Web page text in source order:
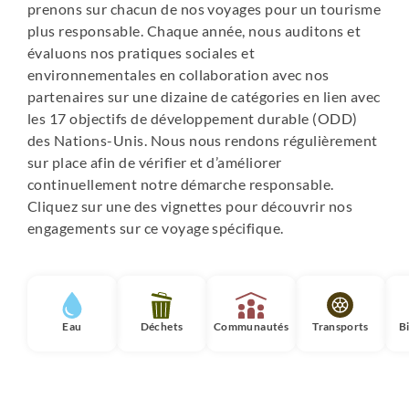
• Sifnos (3 nuits) : Hôtel Nymfes *** ou similaire. Situé à
Agia Marina, à 150 m de la plage de Kamares. Piscine
extérieure, jardin. Chambre avec balcon, air conditionné,
réfrigérateur, Wi-fi.
• Milos (2 nuits) : Hôtel Capetan Giorgantas ** ou
similaire. Situé dans le centre de la ville d'Adamas et à
200 mètres du port. Plage à 450 m. Hébergement avec
piscine extérieure. Toutes les chambres disposent d'un
balcon privé, d’une climatisation et d'une salle de bains.
• Athènes (1 nuit) : Hôtel*** Arion ou similaire. Situé
dans le centre-ville, à 2 minutes à pied de la station de
bar. Chambres modernes et confortables, elles disposent
toutes de la climatisation et d'une salle de bain privative.
prenons sur chacun de nos voyages pour un tourisme
plus responsable. Chaque année, nous auditons et
évaluons nos pratiques sociales et
environnementales en collaboration avec nos
partenaires sur une dizaine de catégories en lien avec
les 17 objectifs de développement durable (ODD)
des Nations-Unis. Nous nous rendons régulièrement
sur place afin de vérifier et d’améliorer
continuellement notre démarche responsable.
Cliquez sur une des vignettes pour découvrir nos
engagements sur ce voyage spécifique.
Eau Déchets Communautés Transports